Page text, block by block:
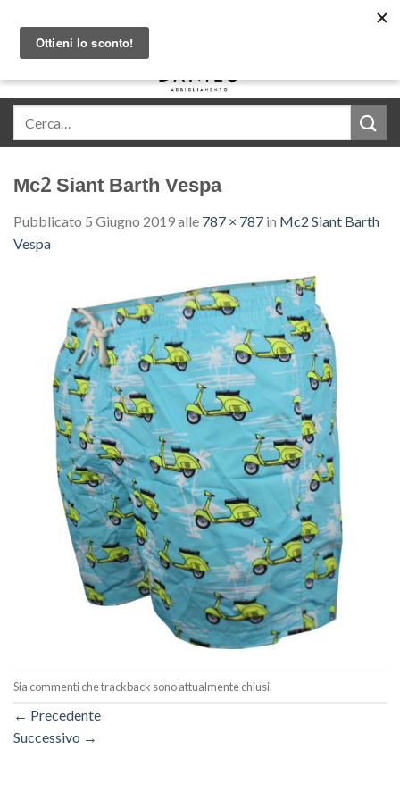
content
Mc2 Siant Barth Vespa
Pubblicato 5 Giugno 2019alle 787 × 787 in Mc2 Siant Barth
Vespa
Sia commenti che trackback sono attualmente chiusi.
← Precedente
Successivo →